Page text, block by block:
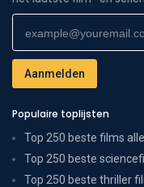
Populaire toplijsten
Top 250 beste films
Top 250 beste
Top 250 beste thriller